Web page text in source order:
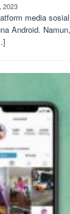
2023
media
Android.